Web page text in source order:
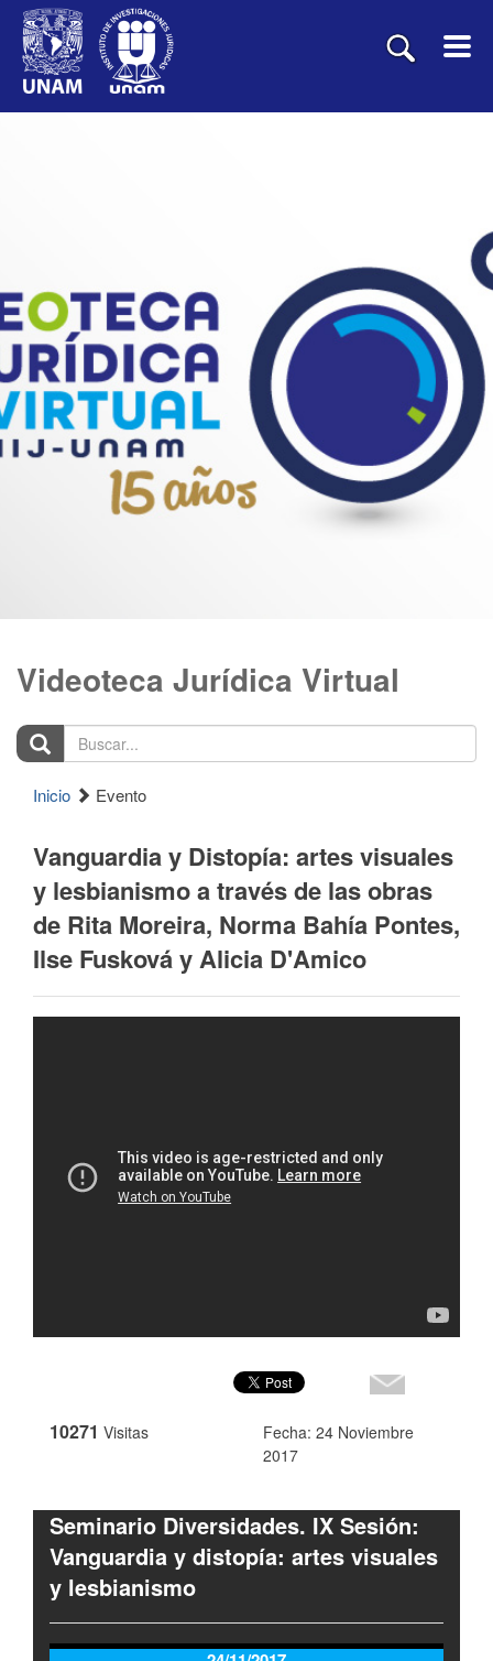
Videoteca Jurídica Virtual
Buscar...
Inicio Evento
Vanguardia y Distopía: artes visuales
y lesbianismo a través de las obras
de Rita Moreira, Norma Bahía Pontes,
Ilse Fusková y Alicia D'Amico
10271 Visitas
Fecha: 24 Noviembre
2017
Seminario Diversidades. IX Sesión:
Vanguardia y distopía: artes visuales
y lesbianismo